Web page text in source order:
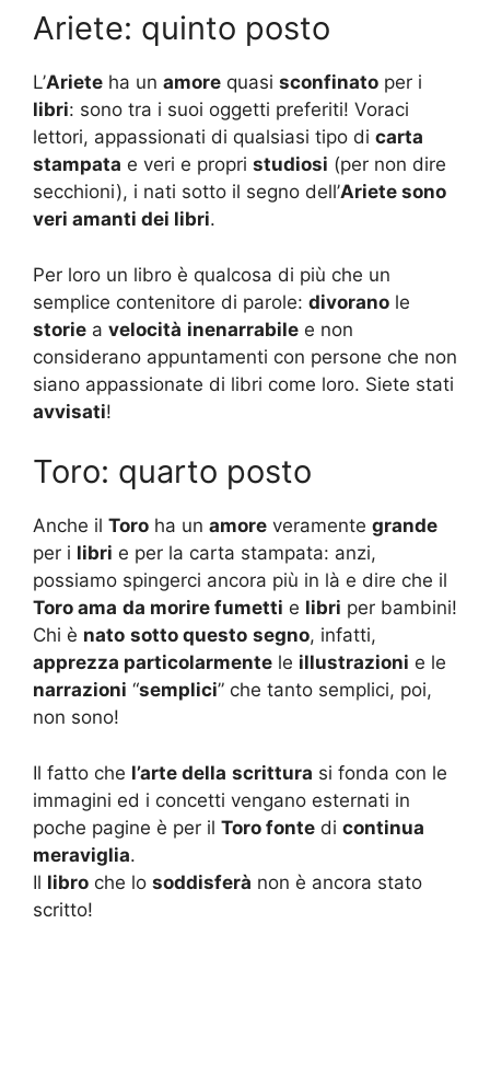
Ariete: quinto posto
L’Ariete ha un amore quasi sconfinato per i
libri: sono tra i suoi oggetti preferiti! Voraci
lettori, appassionati di qualsiasi tipo di carta
stampata e veri e propri studiosi (per non dire
secchioni), i nati sotto il segno dell’Ariete sono
veri amanti dei libri.
Per loro un libro è qualcosa di più che un
semplice contenitore di parole: divorano le
storie a velocità inenarrabile e non
considerano appuntamenti con persone che non
siano appassionate di libri come loro. Siete stati
avvisati!
Toro: quarto posto
Anche il Toro ha un amore veramente grande
per i libri e per la carta stampata: anzi,
possiamo spingerci ancora più in là e dire che il
Toro ama da morire fumetti e libri per bambini!
Chi è nato sotto questo segno, infatti,
apprezza particolarmente le illustrazioni e le
narrazioni “semplici” che tanto semplici, poi,
non sono!
Il fatto che l’arte della scrittura si fonda con le
immagini ed i concetti vengano esternati in
poche pagine è per il Toro fonte di continua
meraviglia.
Il libro che lo soddisferà non è ancora stato
scritto!